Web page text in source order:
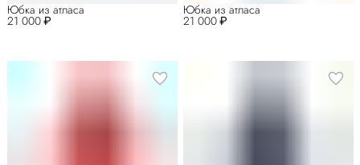
21 000 ₽
Юбка из атласа
21 000 ₽
Юбка из атласа